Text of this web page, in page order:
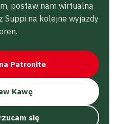
postaw nam wirtualną
Suppi na kolejne wyjazdy
Patronite
Kawę
się